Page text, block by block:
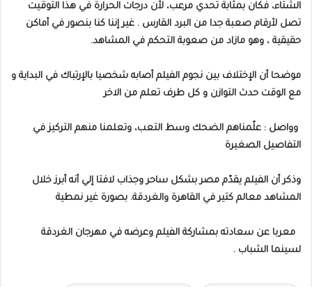
الشتاء، فكان بمثابة تحدي مرعب، لأن درجات الحرارة في هذا التوقيت
تصل لأرقام صعبة جدا من البرد القارس . غير إننا كنا بنصور في أماكن
حقيقية ، وهو مازاد من صعوبة التحكم في المشاهد.
موضحا أن الإختلاف بين نجوم الفيلم أصابه شخصيا بالإرتباك في البداية و
مع الوقت حدث التوازن و كل طرف تعلم من الاخر
وواصل : علّمناهم الضحك وسط التعب، وتعلمنا منهم التركيز في
التفاصيل الصغيرة
وذكر أن الفيلم يقدّم مصر بشكل ساحر وجذاب لافتا إلي أنه أبرز خلال
المشاهد معالم كتير في القاهرة والغردقة. بصورة غير نمطية
معربا عن سعادته بمشاركة الفيلم وعرضه في مهرجان الغردقة
لسينما الشباب .